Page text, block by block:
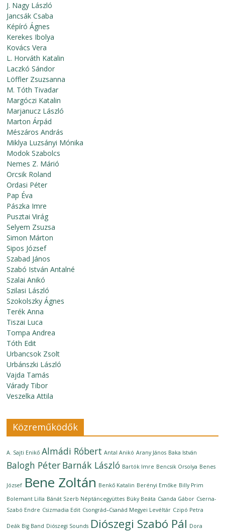
J. Nagy László
Jancsák Csaba
Képíró Ágnes
Kerekes Ibolya
Kovács Vera
L. Horváth Katalin
Laczkó Sándor
Löffler Zsuzsanna
M. Tóth Tivadar
Margóczi Katalin
Marjanucz László
Marton Árpád
Mészáros András
Miklya Luzsányi Mónika
Modok Szabolcs
Nemes Z. Márió
Orcsik Roland
Ordasi Péter
Pap Éva
Pászka Imre
Pusztai Virág
Selyem Zsuzsa
Simon Márton
Sipos József
Szabad János
Szabó István Antalné
Szalai Anikó
Szilasi László
Szokolszky Ágnes
Terék Anna
Tiszai Luca
Tompa Andrea
Tóth Edit
Urbancsok Zsolt
Urbánszki László
Vajda Tamás
Várady Tibor
Veszelka Attila
Közreműködők
A. Sajti Enikő Almádi Róbert Antal Anikó Arany János Baka István
Balogh Péter Barnák László Bartók Imre Bencsik Orsolya Benes
József Bene Zoltán Benkő Katalin Berényi Emőke Billy Prim
Bolemant Lilla Bánát Szerb Néptáncegyüttes Büky Beáta Csanda Gábor Cserna-
Szabó Endre Csizmadia Edit Csongrád–Csanád Megyei Levéltár Czipó Petra
Deák Big Band Diószegi Sounds Diószegi Szabó Pál Dora